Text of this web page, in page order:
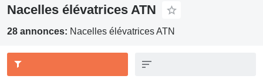
Nacelles élévatrices ATN
28 annonces: Nacelles élévatrices ATN